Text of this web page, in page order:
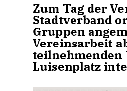
Zum Tag der
Stadtverband
Gruppen
Vereinsarbeit
teilnehmenden
Luisenplatz